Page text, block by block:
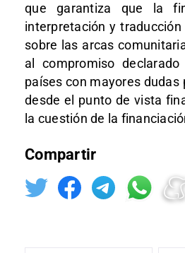
que garantiza que la
interpretación y
sobre las arcas
al compromiso
países con mayores
desde el punto de vista
la cuestión de la
Compartir